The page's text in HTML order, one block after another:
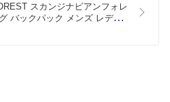
スカンジナビアンフォレ
バックパック メンズ レディ